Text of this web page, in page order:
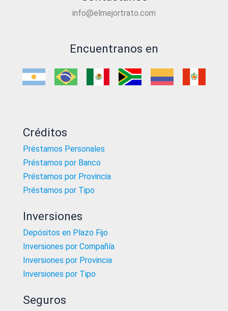
info@elmejortrato.com
Encuentranos en
Créditos
Préstamos Personales
Préstamos por Banco
Préstamos por Provincia
Préstamos por Tipo
Inversiones
Depósitos en Plazo Fijo
Inversiones por Compañía
Inversiones por Provincia
Inversiones por Tipo
Seguros